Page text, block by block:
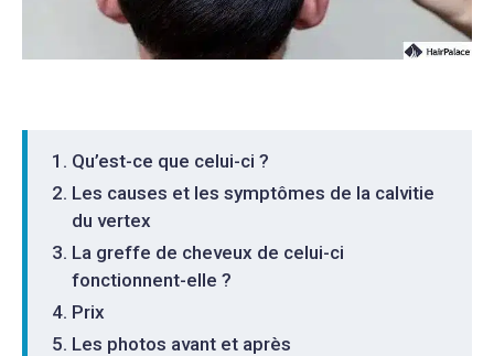
Qu’est-ce que celui-ci ?
Les causes et les symptômes de la calvitie
du vertex
La greffe de cheveux de celui-ci
fonctionnent-elle ?
Prix
Les photos avant et après